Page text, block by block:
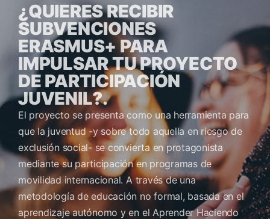
¿QUIERES RECIBIR
SUBVENCIONES
ERASMUS+ PARA
IMPULSAR TU PROYECTO
DE PARTICIPACIÓN
JUVENIL?.
El proyecto se presenta como una herramienta para
que la juventud -y sobre todo aquella en riesgo de
exclusión social- se convierta en protagonista
mediante su participación en programas de
movilidad internacional. A través de una
metodología de educación no formal, basada en el
aprendizaje autónomo y en el Aprender Haciendo